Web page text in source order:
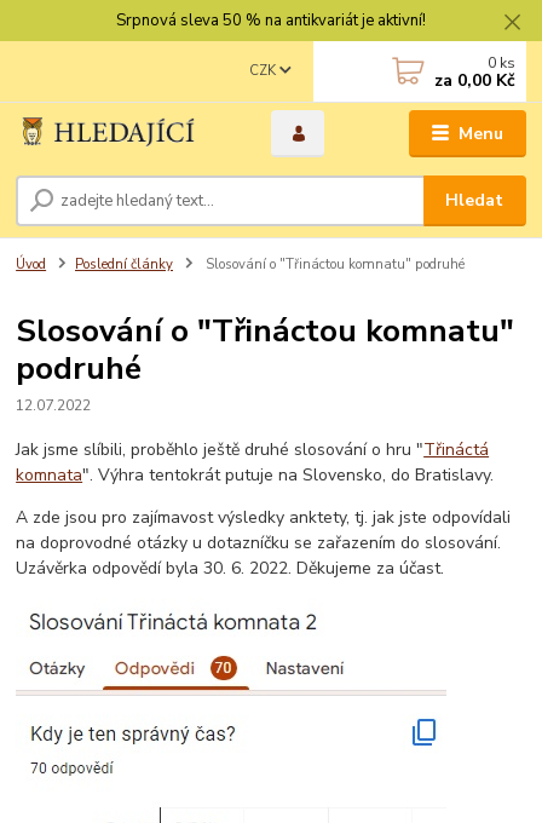
Srpnová sleva 50 % na antikvariát je aktivní!
Menu
CZK
Hledat
0 ks
za 0,00 Kč
Úvod Poslední články Slosování o "Třináctou komnatu" podruhé
Slosování o "Třináctou komnatu"
podruhé
12.07.2022
Jak jsme slíbili, proběhlo ještě druhé slosování o hru "Třináctá
komnata". Výhra tentokrát putuje na Slovensko, do Bratislavy.
A zde jsou pro zajímavost výsledky anktety, tj. jak jste odpovídali
na doprovodné otázky u dotazníčku se zařazením do slosování.
Uzávěrka odpovědí byla 30. 6. 2022. Děkujeme za účast.